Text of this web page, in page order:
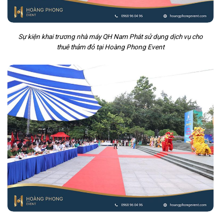
Sự kiện khai trương nhà máy QH Nam Phát sử dụng dịch vụ cho
thuê thảm đỏ tại Hoàng Phong Event